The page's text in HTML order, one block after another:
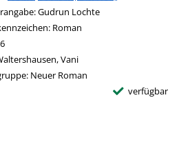
Gudrun Lochte
Roman
Vani
Neuer Roman
verfügbar